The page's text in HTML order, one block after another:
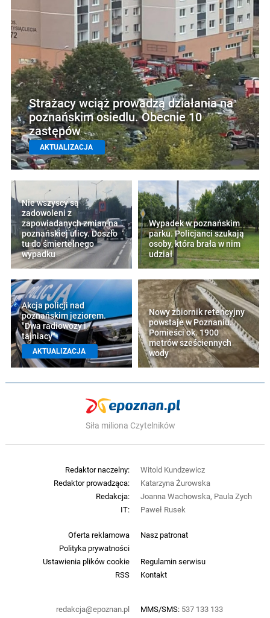
Strażacy wciąż prowadzą działania na
poznańskim osiedlu. Obecnie 10
zastępów
AKTUALIZACJA
Nie wszyscy są
zadowoleni z
zapowiadanych zmian na
poznańskiej ulicy. Doszło
tu do śmiertelnego
wypadku
Wypadek w poznańskim
parku. Policjanci szukają
osoby, która brała w nim
udział
Akcja policji nad
poznańskim jeziorem.
"Dwa radiowozy i
tajniacy"
AKTUALIZACJA
Nowy zbiornik retencyjny
powstaje w Poznaniu.
Pomieści ok. 1900
metrów sześciennych
wody
Siła miliona Czytelników
Oferta reklamowa
Nasz patronat
Polityka prywatności
Ustawienia plików cookie
Regulamin serwisu
RSS
Kontakt
redakcja@epoznan.pl MMS/SMS: 537 133 133
Redaktor naczelny:
Witold Kundzewicz
Redaktor prowadząca:
Katarzyna Żurowska
Redakcja:
Joanna Wachowska, Paula Zych
IT:
Paweł Rusek